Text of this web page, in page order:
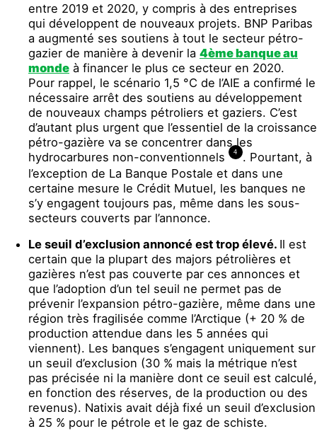
entre 2019 et 2020, y compris à des entreprises
qui développent de nouveaux projets. BNP Paribas
a augmenté ses soutiens à tout le secteur pétro-
gazier de manière à devenir la 4ème banque au
monde à financer le plus ce secteur en 2020.
Pour rappel, le scénario 1,5 °C de l’AIE a confirmé le
nécessaire arrêt des soutiens au développement
de nouveaux champs pétroliers et gaziers. C’est
d’autant plus urgent que l’essentiel de la croissance
pétro-gazière va se concentrer dans les
hydrocarbures non-conventionnels
4
. Pourtant, à
l’exception de La Banque Postale et dans une
certaine mesure le Crédit Mutuel, les banques ne
s’y engagent toujours pas, même dans les sous-
secteurs couverts par l’annonce.
Le seuil d’exclusion annoncé est trop élevé. Il est
certain que la plupart des majors pétrolières et
gazières n’est pas couverte par ces annonces et
que l’adoption d’un tel seuil ne permet pas de
prévenir l’expansion pétro-gazière, même dans une
région très fragilisée comme l’Arctique (+ 20 % de
production attendue dans les 5 années qui
viennent). Les banques s’engagent uniquement sur
un seuil d’exclusion (30 % mais la métrique n’est
pas précisée ni la manière dont ce seuil est calculé,
en fonction des réserves, de la production ou des
revenus). Natixis avait déjà fixé un seuil d’exclusion
à 25 % pour le pétrole et le gaz de schiste.